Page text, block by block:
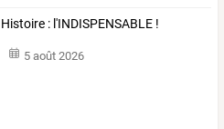
Histoire : l'INDISPENSABLE !
5 août 2026